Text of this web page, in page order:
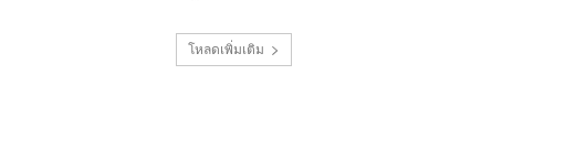
โหลดเพิ่มเติม